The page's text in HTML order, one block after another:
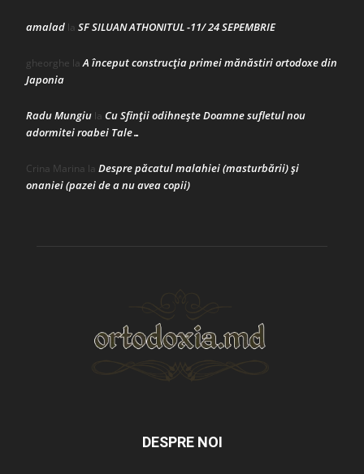
amalad la SF SILUAN ATHONITUL -11/ 24 SEPEMBRIE
gheorghe laA început construcţia primei mănăstiri ortodoxe din
Japonia
Radu Mungiu la Cu Sfinții odihnește Doamne sufletul nou
adormitei roabei Tale…
Crina Marina la Despre păcatul malahiei (masturbării) şi
onaniei (pazei de a nu avea copii)
DESPRE NOI